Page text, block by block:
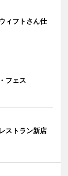
ィフトさん仕
フェス
ストラン新店